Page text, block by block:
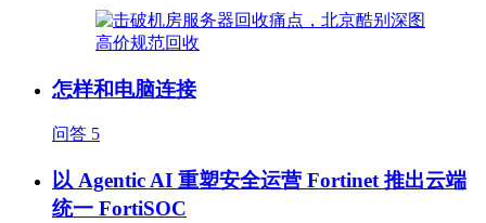
怎样和电脑连接
问答 5
以 Agentic AI 重塑安全运营 Fortinet 推出云端
统一 FortiSOC